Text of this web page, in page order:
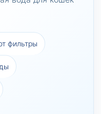
фильтры